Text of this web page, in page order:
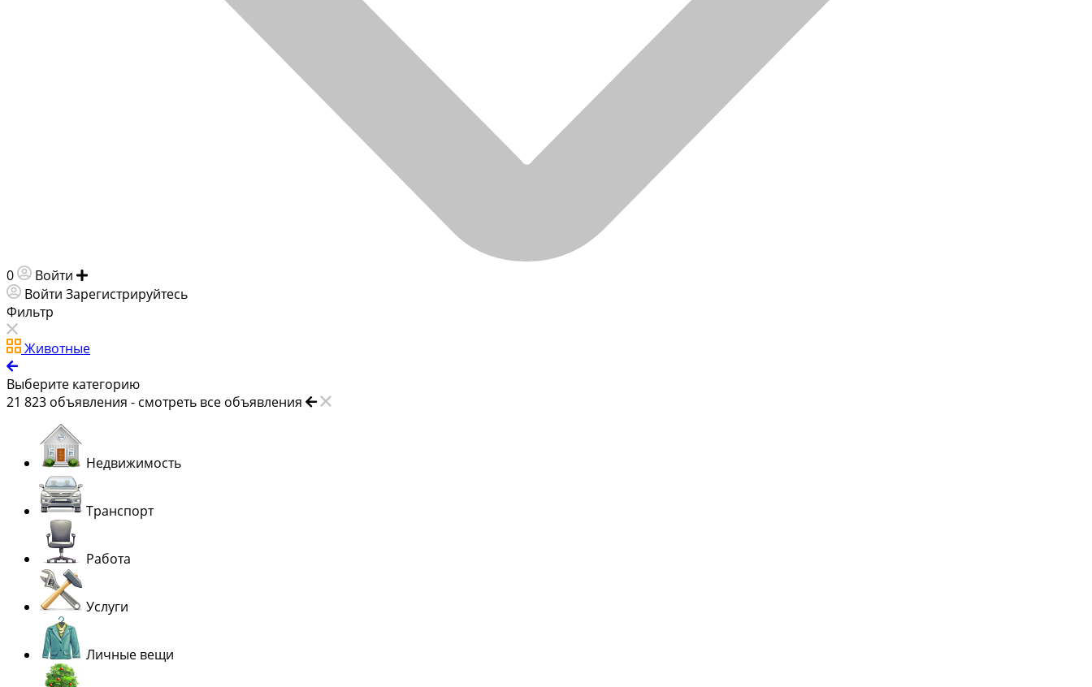
0 Войти
Войти Зарегистрируйтесь
Фильтр
Животные
Выберите категорию
21 823 объявления - смотреть все объявления
Недвижимость
Транспорт
Работа
Услуги
Личные вещи